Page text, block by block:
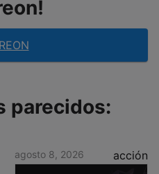
parecidos:
agosto 8, 2026 acción